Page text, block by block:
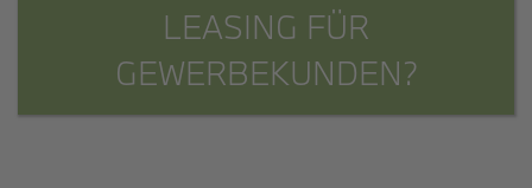
LEASING FÜR
GEWERBEKUNDEN?